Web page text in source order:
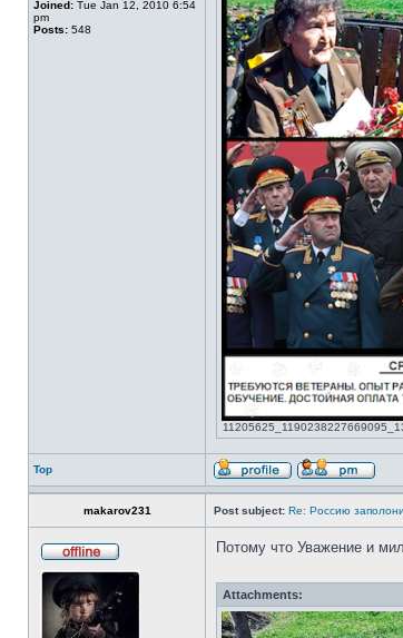
Joined: Tue Jan 12, 2010 6:54
pm
Posts: 548
Top
makarov231 Post subject: Re: Россию
Потому что Уважение и
Attachments: